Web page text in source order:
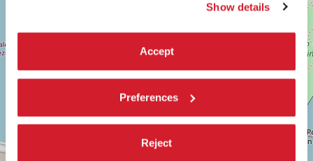
Show details
Accept
Preferences
Reject
info@labiennale.org